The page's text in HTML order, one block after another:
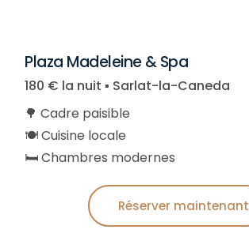
Plaza Madeleine & Spa
180 € la nuit ▪︎ Sarlat-la-Caneda
🌳 Cadre paisible
🍽️ Cuisine locale
🛏️ Chambres modernes
Réserver maintenant